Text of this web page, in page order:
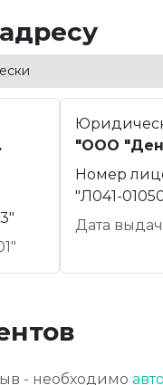
"ООО
Номер
"Л041-
Дата
- необходимо